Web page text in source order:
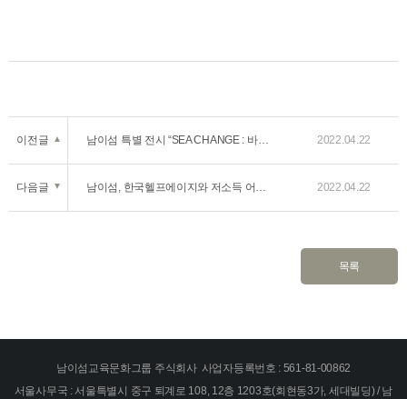
이전글 ▲ 남이섬 특별 전시 “SEA CHANGE : 바다가 보낸 편지” 2022.04.22
다음글 ▼ 2022.04.22
목록
남이섬교육문화그룹 주식회사 사업자등록번호 : 561-81-00862
서울사무국 : 서울특별시 중구 퇴계로 108, 12층 1203호(회현동3가, 세대빌딩) / 남